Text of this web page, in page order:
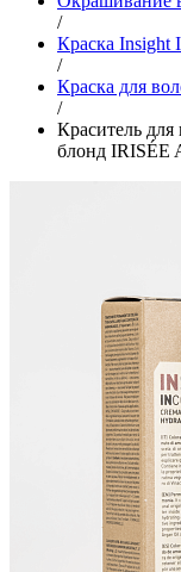
/
Краска Insight
/
Краска для
/
Краситель
блонд IRISÉE